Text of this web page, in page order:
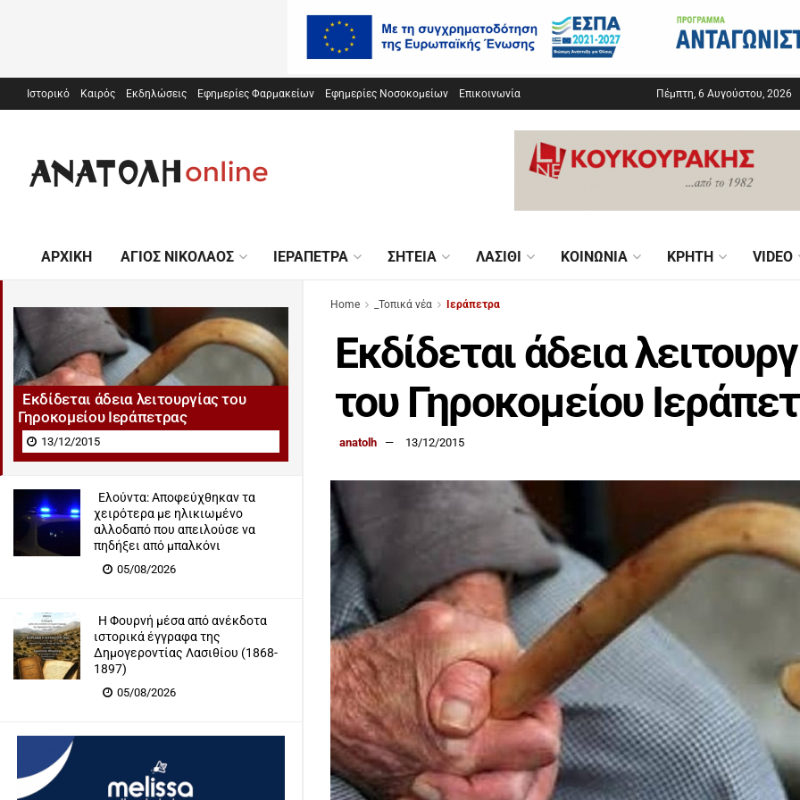
Εκδίδεται άδεια λειτουργίας του
Γηροκομείου Ιεράπετρας
13/12/2015
Ελούντα: Αποφεύχθηκαν τα
χειρότερα με ηλικιωμένο
αλλοδαπό που απειλούσε να
πηδήξει από μπαλκόνι
05/08/2026
Η Φουρνή μέσα από ανέκδοτα
ιστορικά έγγραφα της
Δημογεροντίας Λασιθίου (1868-
1897)
05/08/2026
Ιστορικό Καιρός Εκδηλώσεις Εφημερίες Φαρμακείων Εφημερίες Νοσοκομείων Επικοινωνία Πέμπτη, 6 Αυγούστου, 2026
ΑΡΧΙΚΉ ΆΓΙΟΣ ΝΙΚΌΛΑΟΣ ΙΕΡΆΠΕΤΡΑ ΣΗΤΕΊΑ ΛΑΣΊΘΙ ΚΟΙΝΩΝΊΑ ΚΡΉΤΗ VIDEO
Home _Τοπικά νέα Ιεράπετρα
Εκδίδεται άδεια
του Γηροκομείου
anatolh 13/12/2015